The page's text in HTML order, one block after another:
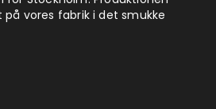
vores fabrik i det smukke